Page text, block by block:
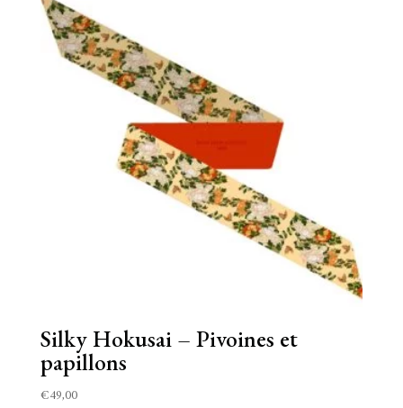
Silky Hokusai – Pivoines et
papillons
€49,00